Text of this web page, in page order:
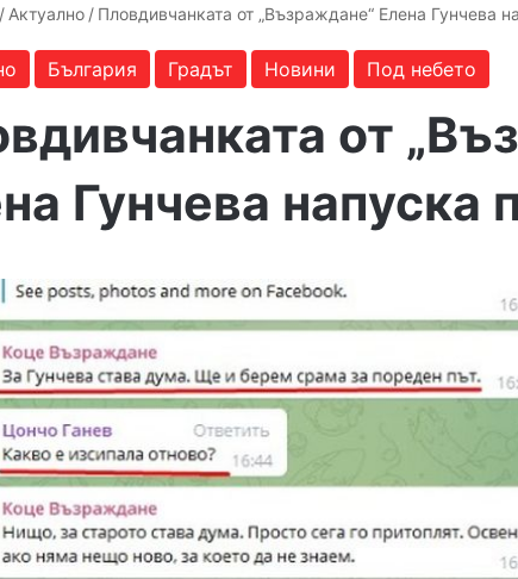
/ Актуално / Пловдивчанката от „Възраждане“ Елена Гунчева
България Градът Новини Под небето
от
Гунчева напуска